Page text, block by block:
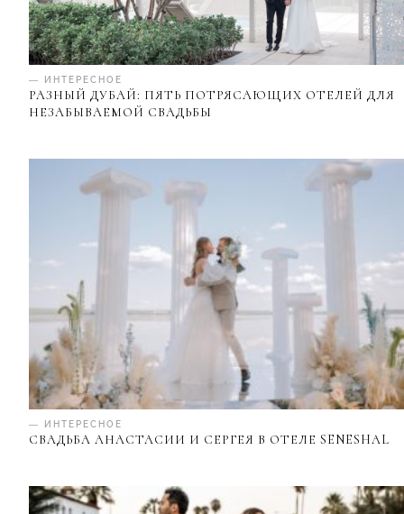
— ИНТЕРЕСНОЕ
РАЗНЫЙ ДУБАЙ: ПЯТЬ ПОТРЯСАЮЩИХ ОТЕЛЕЙ ДЛЯ
НЕЗАБЫВАЕМОЙ СВАДЬБЫ
— ИНТЕРЕСНОЕ
СВАДЬБА АНАСТАСИИ И СЕРГЕЯ В ОТЕЛЕ SENESHAL